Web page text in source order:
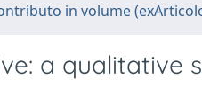
in volume
a